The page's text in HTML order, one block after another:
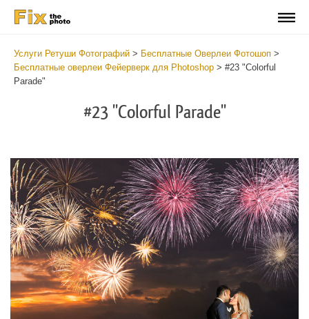
Услуги Ретуши Фотографий > Бесплатные Оверлеи Фотошоп >
Бесплатные оверлеи Фейерверк для Photoshop > #23 "Colorful
Parade"
#23 "Colorful Parade"